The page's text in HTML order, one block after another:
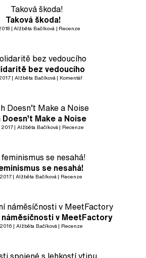
Taková škoda!
Alžběta Bačíková Recenze
bez vedoucího
Alžběta Bačíková Komentář
Make a Noise
Alžběta Bačíková Recenze
se nesahá!
Alžběta Bačíková Recenze
náměsíčnosti v MeetFactory
Alžběta Bačíková Recenze